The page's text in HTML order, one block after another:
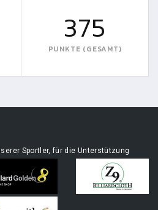
375
PUNKTE (GESAMT)
Sportler, für die Unterstützung